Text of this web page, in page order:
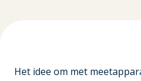
Het idee om met